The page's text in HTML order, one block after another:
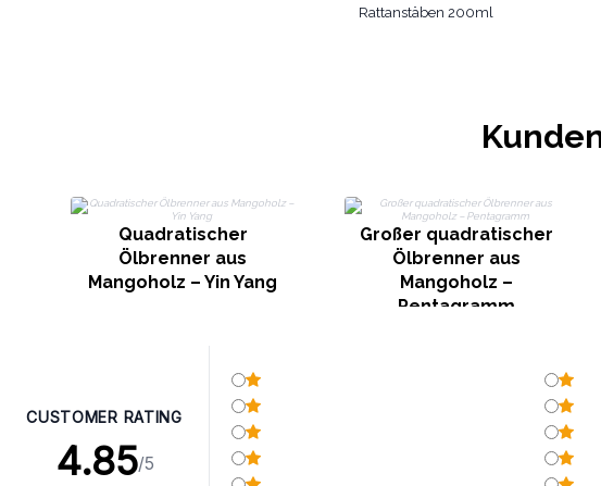
Rattanstäben 200ml
Quadratischer
Ölbrenner aus
Mangoholz – Yin Yang
Großer quadratischer
Ölbrenner aus
Mangoholz –
Pentagramm
CUSTOMER RATING
4.85/5